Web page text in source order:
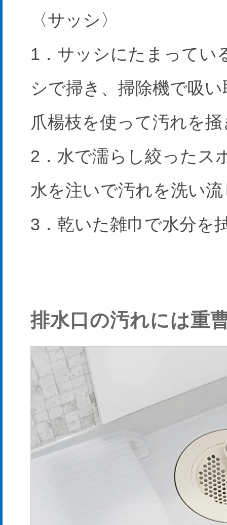
〈サッシ〉
1．サッシにたまってい
シで掃き、掃除機で吸
爪楊枝を使って汚れを
2．水で濡らし絞ったス
水を注いで汚れを洗い
3．乾いた雑巾で水分を
排水口の汚れには重